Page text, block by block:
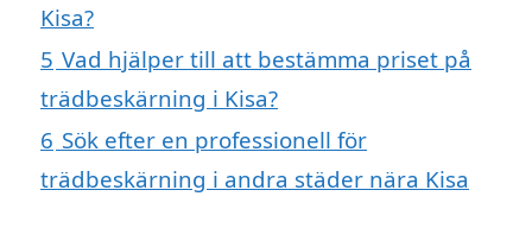
Kisa?
5 Vad hjälper till att bestämma priset på
trädbeskärning i Kisa?
6 Sök efter en professionell för
trädbeskärning i andra städer nära Kisa